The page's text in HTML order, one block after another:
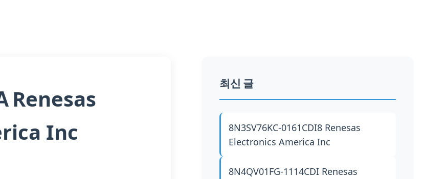
Renesas
Inc
최신 글
8N3SV76KC-0161CDI8 Renesas
Electronics America Inc
8N4QV01FG-1114CDI Renesas